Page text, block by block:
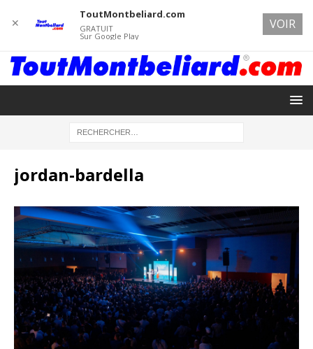
jordan-bardella
✕
ToutMontbeliard.com
GRATUIT
Sur Google Play
VOIR